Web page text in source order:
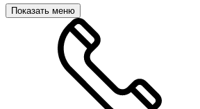
Показать меню